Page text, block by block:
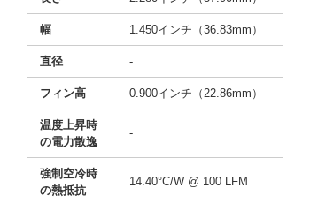
幅 1.450インチ（36.83mm）
直径 -
フィン高 0.900インチ（22.86mm）
温度上昇時
の電力散逸
-
強制空冷時
の熱抵抗
14.40°C/W @ 100 LFM